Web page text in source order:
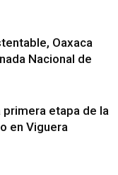
Oaxaca
Nacional de
primera etapa de la
en Viguera